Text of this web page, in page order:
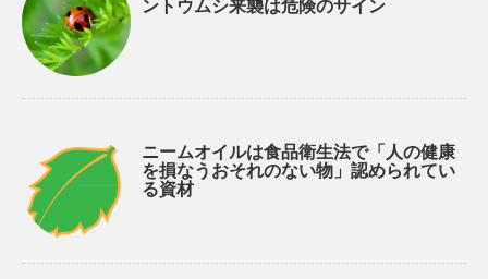
ントウムシ来襲は危険のサイン
ニームオイルは食品衛生法で「人の健康
を損なうおそれのない物」認められてい
る資材